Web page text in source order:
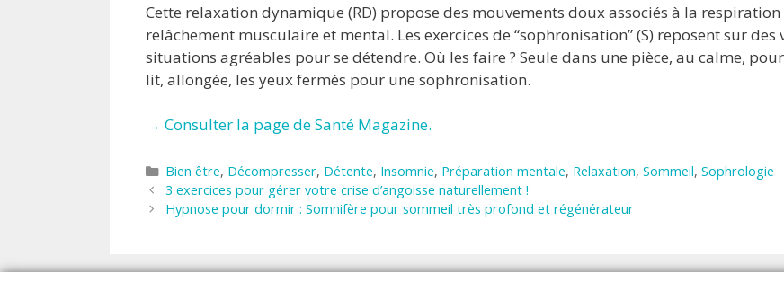
Cette relaxation dynamique (RD) propose des mouvements doux associés à la
relâchement musculaire et mental. Les exercices de “sophronisation” (S) reposent sur
situations agréables pour se détendre. Où les faire ? Seule dans une pièce, au calme,
lit, allongée, les yeux fermés pour une sophronisation.
→ Consulter la page de Santé Magazine.
Catégories
Bien être, Décompresser, Détente, Insomnie, Préparation mentale, Relaxation, Sommeil, Sophrologie
3 exercices pour gérer votre crise d’angoisse naturellement !
Hypnose pour dormir : Somnifère pour sommeil très profond et régénérateur